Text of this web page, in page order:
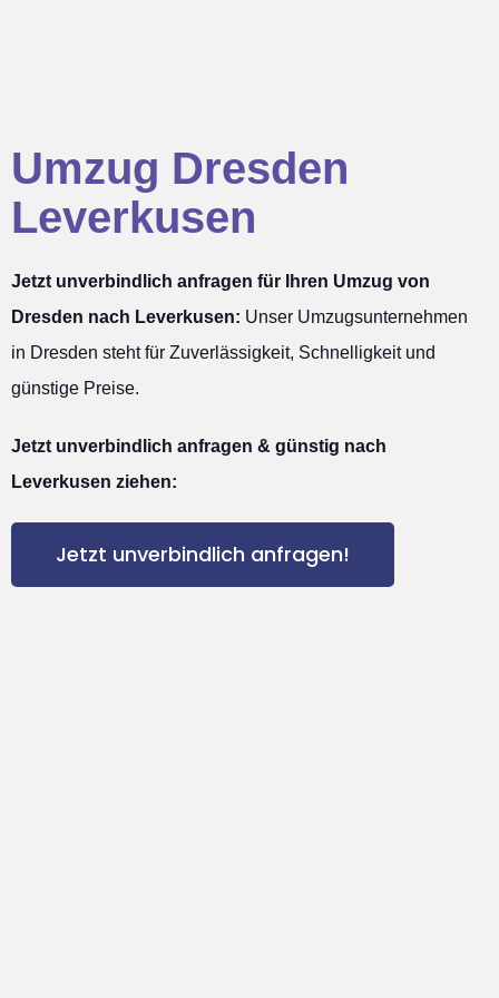
Umzug Dresden
Leverkusen
Jetzt unverbindlich anfragen für Ihren Umzug von
Dresden nach Leverkusen: Unser Umzugsunternehmen
in Dresden steht für Zuverlässigkeit, Schnelligkeit und
günstige Preise.
Jetzt unverbindlich anfragen & günstig nach
Leverkusen ziehen:
Jetzt unverbindlich anfragen!